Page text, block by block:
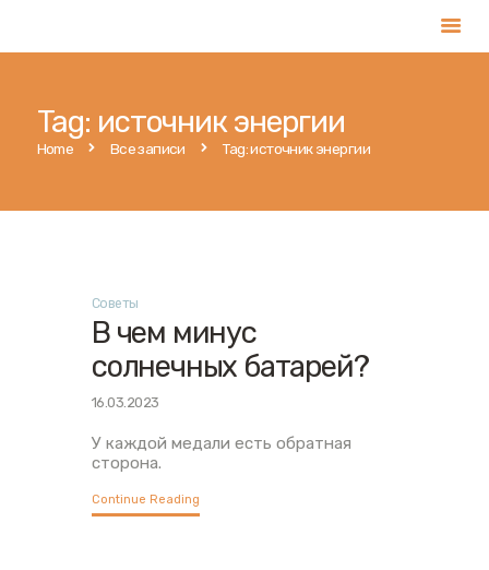
Tag: источник энергии
Home Все записи Tag: источник энергии
Главная
Магазин
Русский
Советы
В чем минус
солнечных батарей?
16.03.2023
У каждой медали есть обратная
сторона.
Continue Reading